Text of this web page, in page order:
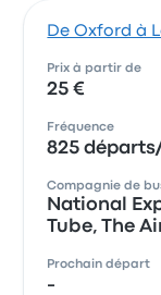
De Oxford à
Prix à partir de
25 €
Fréquence
825
Compagnie de
National
Tube, The
Prochain départ
-